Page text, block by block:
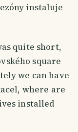
instaluje
quite short,
square
we can have
where are
installed